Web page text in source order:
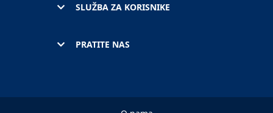
SLUŽBA ZA KORISNIKE
PRATITE NAS